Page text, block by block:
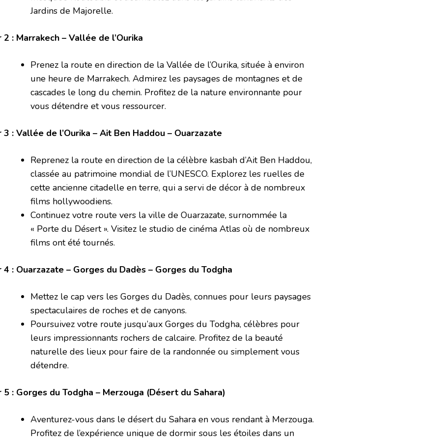
Jardins de Majorelle.
2 : Marrakech – Vallée de l’Ourika
Prenez la route en direction de la Vallée de l’Ourika, située à environ
une heure de Marrakech. Admirez les paysages de montagnes et de
cascades le long du chemin. Profitez de la nature environnante pour
vous détendre et vous ressourcer.
3 : Vallée de l’Ourika – Ait Ben Haddou – Ouarzazate
Reprenez la route en direction de la célèbre kasbah d’Ait Ben Haddou,
classée au patrimoine mondial de l’UNESCO. Explorez les ruelles de
cette ancienne citadelle en terre, qui a servi de décor à de nombreux
films hollywoodiens.
Continuez votre route vers la ville de Ouarzazate, surnommée la
« Porte du Désert ». Visitez le studio de cinéma Atlas où de nombreux
films ont été tournés.
4 : Ouarzazate – Gorges du Dadès – Gorges du Todgha
Mettez le cap vers les Gorges du Dadès, connues pour leurs paysages
spectaculaires de roches et de canyons.
Poursuivez votre route jusqu’aux Gorges du Todgha, célèbres pour
leurs impressionnants rochers de calcaire. Profitez de la beauté
naturelle des lieux pour faire de la randonnée ou simplement vous
détendre.
5 : Gorges du Todgha – Merzouga (Désert du Sahara)
Aventurez-vous dans le désert du Sahara en vous rendant à Merzouga.
Profitez de l’expérience unique de dormir sous les étoiles dans un